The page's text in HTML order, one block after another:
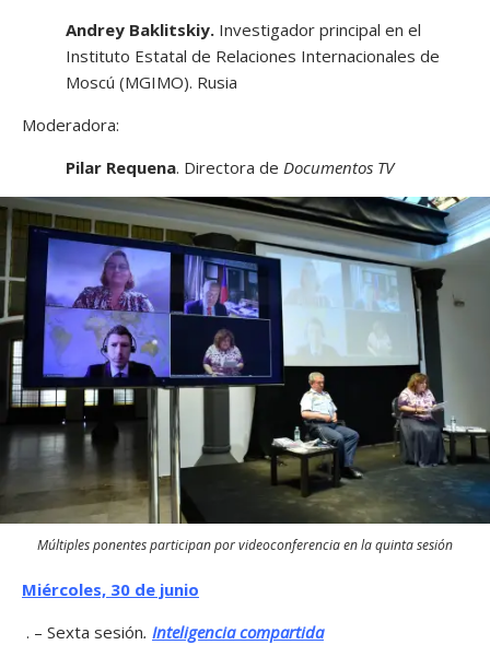
Andrey Baklitskiy. Investigador principal en el
Instituto Estatal de Relaciones Internacionales de
Moscú (MGIMO). Rusia
Moderadora:
Pilar Requena. Directora de Documentos TV
Múltiples ponentes participan por videoconferencia en la quinta sesión
Miércoles, 30 de junio
. – Sexta sesión. Inteligencia compartida